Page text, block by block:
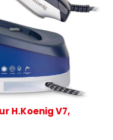
H.Koenig V7,